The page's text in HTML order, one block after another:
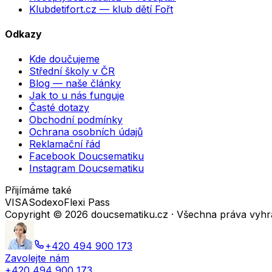
Klubdetifort.cz — klub dětí Fořt
Odkazy
Kde doučujeme
Střední školy v ČR
Blog — naše články
Jak to u nás funguje
Časté dotazy
Obchodní podmínky
Ochrana osobních údajů
Reklamační řád
Facebook Doucsematiku
Instagram Doucsematiku
Přijímáme také
VISASodexoFlexi Pass
Copyright © 2026 doucsematiku.cz · Všechna práva
+420 494 900 173
Zavolejte nám